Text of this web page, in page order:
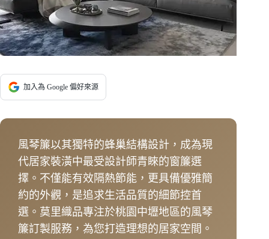
加入為 Google 偏好來源
風琴簾以其獨特的蜂巢結構設計，成為現
代居家裝潢中最受設計師青睞的窗簾選
擇。不僅能有效隔熱節能，更具備優雅簡
約的外觀，是追求生活品質的細節控首
選。莫里織品專注於桃園中壢地區的風琴
簾訂製服務，為您打造理想的居家空間。